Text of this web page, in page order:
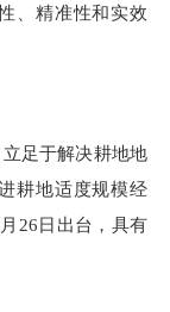
、精准性和实效
足于解决耕地地
耕地适度规模经
26日出台，具有